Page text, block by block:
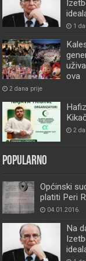
1
ova
2 dana prije
2
Popularno
Općinski
platiti Peri
04.01.2016.
Na